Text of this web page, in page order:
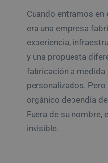
Cuando entramos en
era una empresa
experiencia,
y una propuesta
fabricación a medida
personalizados.
orgánico dependía
Fuera de su nombre,
invisible.